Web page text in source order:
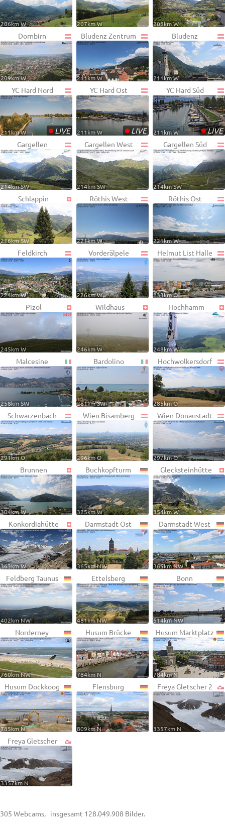
206km W 207km W 208km W
Dornbirn
209km W
Bludenz Zentrum
211km W
Bludenz
211km W
YC Hard Nord
•LIVE
211km W
YC Hard Ost
•LIVE
211km W
YC Hard Süd
•LIVE
211km W
Gargellen
214km SW
Gargellen West
214km SW
Gargellen Süd
214km SW
Schlappin
216km SW
Röthis West
221km W
Röthis Ost
221km W
Feldkirch
224km W
Vorderälpele
226km W
Helmut List Halle
233km O
Pizol
245km W
Wildhaus
246km W
Hochhamm
248km W
Malcesine
258km SW
Bardolino
281km SW
Hochwolkersdorf
285km O
Schwarzenbach
291km O
Wien Bisamberg
296km O
Wien Donaustadt
297km O
Brunnen
304km W
Buchkopfturm
325km W
Glecksteinhütte
354km W
Konkordiahütte
363km W
Darmstadt Ost
365km NW
Darmstadt West
365km NW
Feldberg Taunus
402km NW
Ettelsberg
481km NW
Bonn
514km NW
Norderney
760km NW
Husum Brücke
784km N
Husum Marktplatz
784km N
Husum Dockkoog
785km N
Flensburg
809km N
Freya Gletscher 2
3357km N
Freya Gletscher
3357km N
305 Webcams, insgesamt 128.049.908 Bilder.